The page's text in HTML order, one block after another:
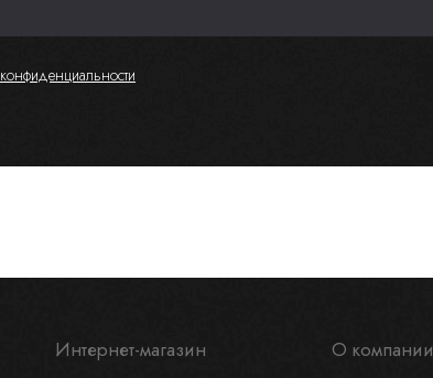
конфиденциальности
Интернет-магазин О компании